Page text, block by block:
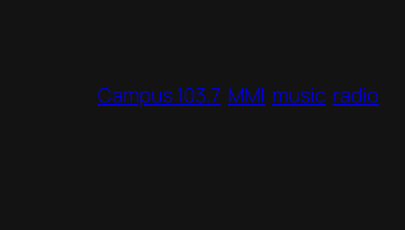
Campus 103.7 MMI music radio